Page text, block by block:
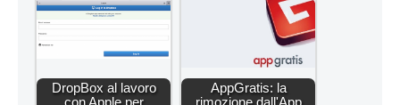
DropBox al lavoro
con Apple per
AppGratis: la
rimozione dall'App